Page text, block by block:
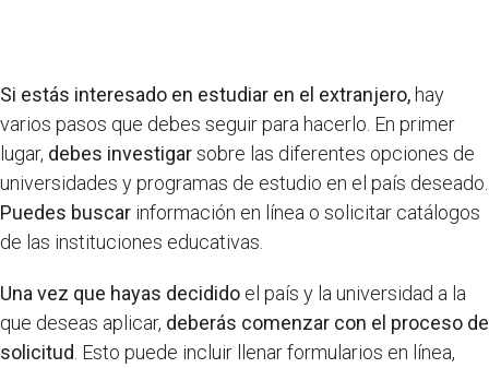
Si estás interesado en estudiar en el extranjero,hay
varios pasos que debes seguir para hacerlo. En primer
lugar, debes investigarsobre las diferentes opciones de
universidades y programas de estudio en el país deseado.
Puedes buscar información en línea o solicitar catálogos
de las instituciones educativas.
Una vez que hayas decidido el país y la universidad a la
que deseas aplicar, deberás comenzar con el proceso de
solicitud . Esto puede incluir llenar formularios en línea,